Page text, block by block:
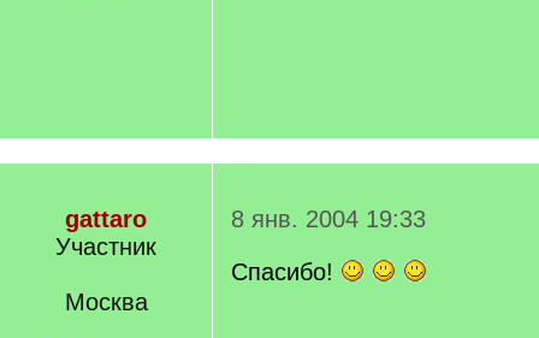
gattaro
Участник
Москва
8 янв. 2004 19:33
Спасибо!